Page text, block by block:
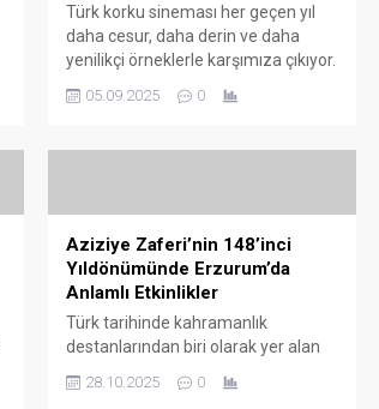
Türk korku sineması her geçen yıl
daha cesur, daha derin ve daha
yenilikçi örneklerle karşımıza çıkıyor.
yapımlarından biri ise kuşkusuz
koltuğunda oturduğu “Kafir 2:
yapımla sinemaseverlerin karşısına
çıkmaya...
05.09.2025 0
Aziziye Zaferi’nin 148’inci
Yıldönümünde Erzurum’da
Anlamlı Etkinlikler
Türk tarihinde kahramanlık
destanlarından biri olarak yer alan
yıldönümü, Erzurum’da çeşitli
28.10.2025 0